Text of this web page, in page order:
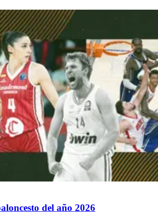
del año 2026